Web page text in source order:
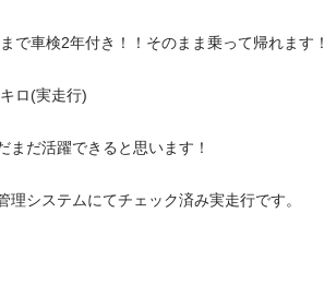
で車検2年付き！！そのまま乗って帰れます！
ロ(実走行)
まだ活躍できると思います！
理システムにてチェック済み実走行です。